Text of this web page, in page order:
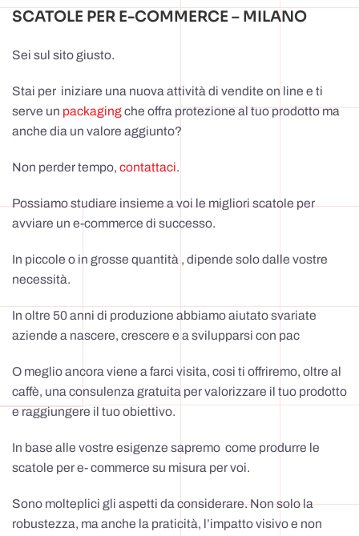
SCATOLE PER E-COMMERCE – MILANO
Sei sul sito giusto.
Stai per iniziare una nuova attività di vendite on line e ti
serve un packagingche offra protezione al tuo prodotto ma
anche dia un valore aggiunto?
Non perder tempo, contattaci.
Possiamo studiare insieme a voi le migliori scatole per
avviare un e-commerce di successo.
In piccole o in grosse quantità , dipende solo dalle vostre
necessità.
In oltre 50 anni di produzione abbiamo aiutato svariate
aziende a nascere, crescere e a svilupparsi con pac
O meglio ancora viene a farci visita, cosi ti offriremo, oltre al
caffè, una consulenza gratuita per valorizzare il tuo prodotto
e raggiungere il tuo obiettivo.
In base alle vostre esigenze sapremo come produrre le
scatole per e- commerce su misura per voi.
Sono molteplici gli aspetti da considerare. Non solo la
robustezza, ma anche la praticità, l’impatto visivo e non